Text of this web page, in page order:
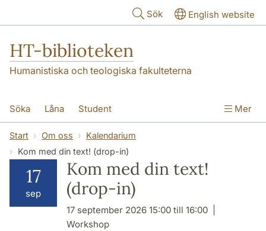
Sök English website
HT-biblioteken
Humanistiska och teologiska fakulteterna
Söka Låna Student
Forskare/doktorand Lärare
Om oss
Mer
Start Om oss
Kalendarium
Kom med din text! (drop-in)
17
sep
Kom med din text!
(drop-in)
17 september 2026 15:00 till 16:00
Workshop